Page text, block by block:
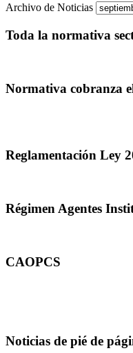
Archivo de Noticias
Toda la normativa
Normativa cobranza
Reglamentación Ley
Régimen Agentes
CAOPCS
Noticias de pié de